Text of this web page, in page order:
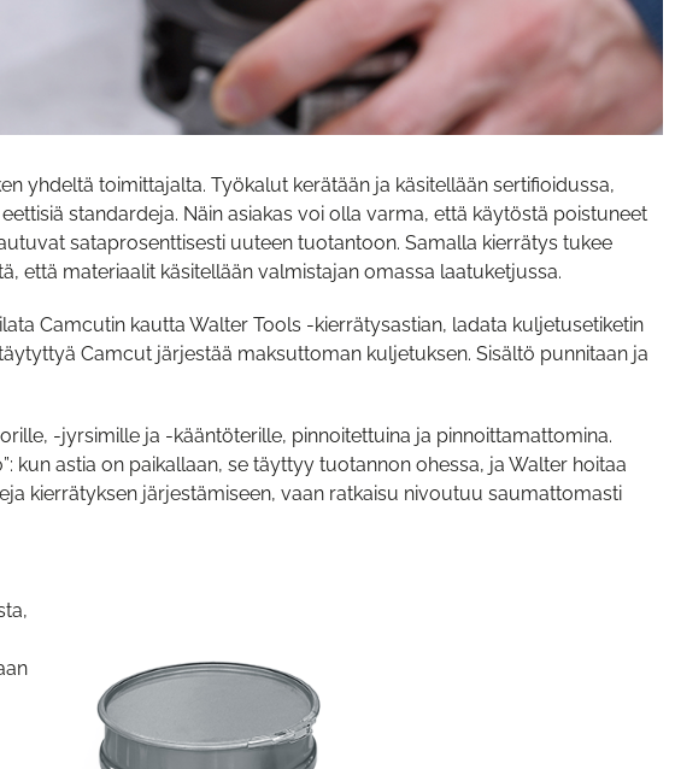
yhdeltä toimittajalta. Työkalut kerätään ja käsitellään sertifioidussa,
standardeja. Näin asiakas voi olla varma, että käytöstä poistuneet
sataprosenttisesti uuteen tuotantoon. Samalla kierrätys tukee
että materiaalit käsitellään valmistajan omassa laatuketjussa.
Camcutin kautta Walter Tools -kierrätysastian, ladata kuljetusetiketin
Camcut järjestää maksuttoman kuljetuksen. Sisältö punnitaan ja
-jyrsimille ja -kääntöterille, pinnoitettuina ja pinnoittamattomina.
kun astia on paikallaan, se täyttyy tuotannon ohessa, ja Walter hoitaa
kierrätyksen järjestämiseen, vaan ratkaisu nivoutuu saumattomasti